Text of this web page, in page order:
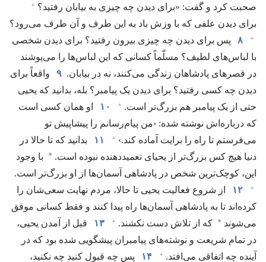
صحبت کرد و گفت:‏ «برای دیدن چه چیزی به بیابان رفتید؟‏ +
برای دیدن علفی که با وزش باد به این طرف و آن طرف می‌رود؟‏
+ ۸
پس برای دیدن چه چیزی بیرون رفتید؟‏ برای دیدن شخصی
با لباس‌های لطیف؟‏ مسلّماً کسانی که این لباس‌ها را می‌پوشند
در قصرهای پادشاهان زندگی می‌کنند،‏ نه در بیابان.‏ ۹
واقعاً برای
دیدن چه کسی رفتید؟‏ برای دیدن یک پیامبر؟‏ بله،‏ بدانید که یحیی
حتی از یک پیامبر هم بزرگ‌تر است.‏ + ۱۰
او همان کسی است
که درباره‌اش نوشته شده:‏ ‹من پیام‌رسانم را پیشاپیش تو
می‌فرستم تا راه را برایت آماده کند.‏›‏ + ۱۱
بدانید که تا حالا در
دنیا هیچ کس بزرگ‌تر از یحیای تعمیددهنده نبوده است.‏ * با وجود
این،‏ کوچک‌ترین شخص در پادشاهی آسمان‌ها از او بزرگ‌تر است.‏
+ ۱۲
از شروع فعالیت یحیی تا حالا،‏ مردم نهایت سعی‌شان را
کرده‌اند تا به پادشاهی آسمان‌ها راه پیدا کنند و فقط کسانی موفق
می‌شوند * که از تلاش دست نکشند.‏ + ۱۳
قبل از آمدن یحیی،‏
در تمام شریعت و نوشته‌های پیامبران پیشگویی شده بود که در
آینده چه اتفاقی می‌افتد.‏ + ۱۴
پس چه قبول کنید چه نکنید،‏